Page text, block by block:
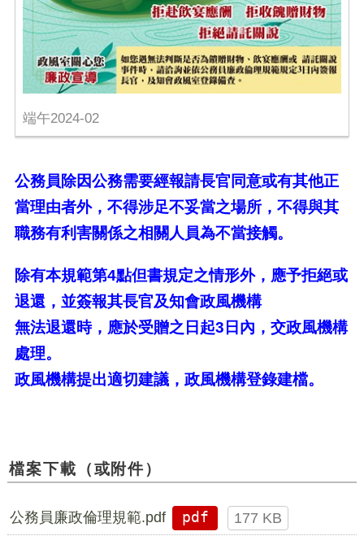
端午2024-02
公務員除因公務需要經報請長官同意或有其他正
當理由者外，不得涉足不妥當之場所，不得與其
職務有利害關係之相關人員為不當接觸。
除有本規範第4點但書規定之情形外，應予拒絕或
退還，並簽報其長官及知會政風機構
無法退還時，應於受贈之日起3 日內，交政風機構
處理。
政風機構提出適切建議，政風機構登錄建檔。
檔案下載（或附件）
公務員廉政倫理規範.pdf pdf 177 KB